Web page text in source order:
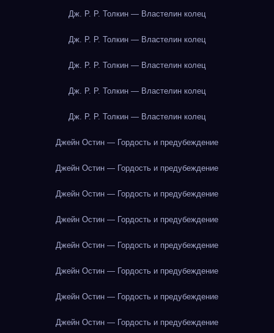
Дж. Р. Р. Толкин — Властелин колец
Дж. Р. Р. Толкин — Властелин колец
Дж. Р. Р. Толкин — Властелин колец
Дж. Р. Р. Толкин — Властелин колец
Дж. Р. Р. Толкин — Властелин колец
Джейн Остин — Гордость и предубеждение
Джейн Остин — Гордость и предубеждение
Джейн Остин — Гордость и предубеждение
Джейн Остин — Гордость и предубеждение
Джейн Остин — Гордость и предубеждение
Джейн Остин — Гордость и предубеждение
Джейн Остин — Гордость и предубеждение
Джейн Остин — Гордость и предубеждение